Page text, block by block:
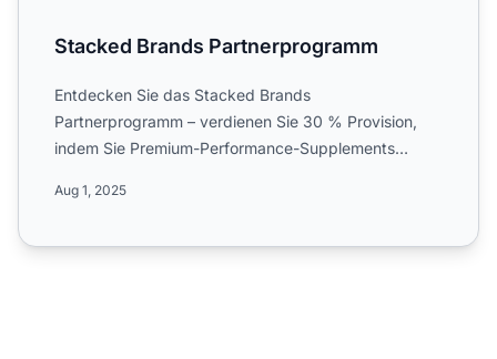
Stacked Brands Partnerprogramm
Entdecken Sie das Stacked Brands
Partnerprogramm – verdienen Sie 30 % Provision,
indem Sie Premium-Performance-Supplements
Aug 1, 2025